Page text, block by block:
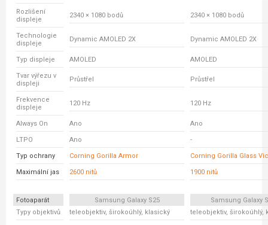
Rozlišení
displeje
2340 × 1080 bodů 2340 × 1080 bodů
Technologie
displeje
Dynamic AMOLED 2X Dynamic AMOLED 2X
Typ displeje AMOLED AMOLED
Tvar výřezu v
displeji
Průstřel Průstřel
Frekvence
displeje
120 Hz 120 Hz
Always On Ano Ano
LTPO Ano -
Typ ochrany Corning Gorilla Armor Corning Gorilla Glass
Maximální jas 2600 nitů 1900 nitů
Fotoaparát Samsung Galaxy S25
Samsung Galaxy
Typy objektivů
teleobjektiv, širokoúhlý, klasický teleobjektiv, širokoúhlý,